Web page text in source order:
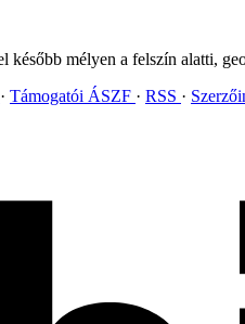
mélyen a felszín alatti,
Támogatói ÁSZF RSS